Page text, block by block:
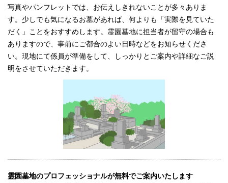
写真やパンフレットでは、お伝えしきれないことが多々ありま
す。少しでも気になるお墓があれば、何よりも「実際を見ていた
だく」ことをおすすめします。霊園墓地に担当者が留守の場合も
ありますので、事前にご都合のよい日時などをお知らせくださ
い。現地にて係員が準備をして、しっかりとご案内や詳細なご説
明をさせていただきます。
霊園墓地のプロフェッショナルが無料でご案内いたします